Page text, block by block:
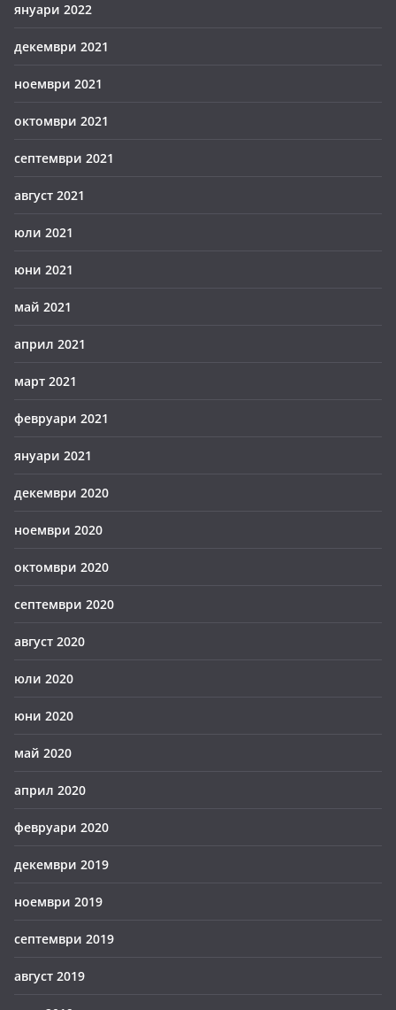
януари 2022
декември 2021
ноември 2021
октомври 2021
септември 2021
август 2021
юли 2021
юни 2021
май 2021
април 2021
март 2021
февруари 2021
януари 2021
декември 2020
ноември 2020
октомври 2020
септември 2020
август 2020
юли 2020
юни 2020
май 2020
април 2020
февруари 2020
декември 2019
ноември 2019
септември 2019
август 2019